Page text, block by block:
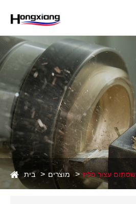
בית מוצרים שסתום עצור פליז